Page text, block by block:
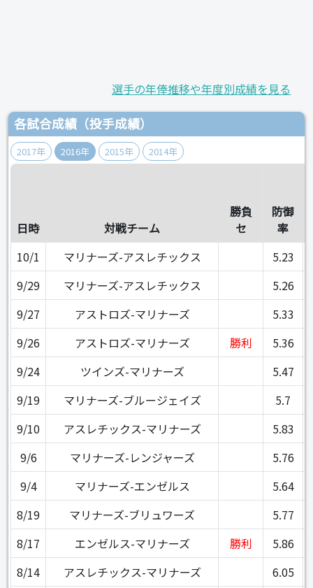
選手の年俸推移や年度別成績を見る
各試合成績（投手成績）
2017年 2016年 2015年 2014年
日時 対戦チーム
勝負
セ
防御
率
10/1
マリナーズ-アスレチックス 5.23
9/29
マリナーズ-アスレチックス 5.26
9/27
アストロズ-マリナーズ 5.33
9/26
アストロズ-マリナーズ 勝利
5.36
9/24
ツインズ-マリナーズ
5.47
9/19
マリナーズ-ブルージェイズ
5.7
9/10
アスレチックス-マリナーズ
5.83
9/6
マリナーズ-レンジャーズ 5.76
9/4
マリナーズ-エンゼルス
5.64
8/19
マリナーズ-ブリュワーズ 5.77
8/17
エンゼルス-マリナーズ 勝利 5.86
8/14
アスレチックス-マリナーズ
6.05